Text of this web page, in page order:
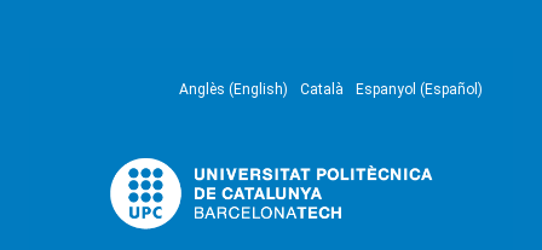
Anglès (English) Català Espanyol (Español)